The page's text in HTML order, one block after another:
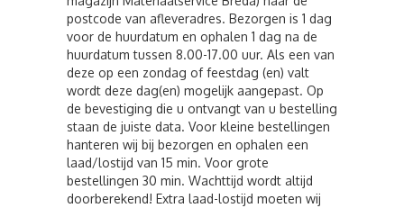
postcode van afleveradres. Bezorgen is 1 dag
voor de huurdatum en ophalen 1 dag na de
huurdatum tussen 8.00-17.00 uur. Als een van
deze op een zondag of feestdag (en) valt
wordt deze dag(en) mogelijk aangepast. Op
de bevestiging die u ontvangt van u bestelling
staan de juiste data. Voor kleine bestellingen
hanteren wij bij bezorgen en ophalen een
laad/lostijd van 15 min. Voor grote
bestellingen 30 min. Wachttijd wordt altijd
doorberekend! Extra laad-lostijd moeten wij